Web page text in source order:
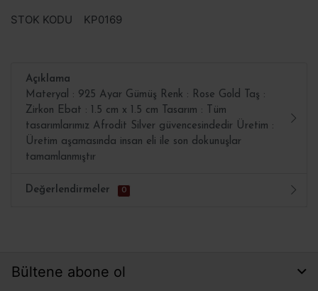
STOK KODU KP0169
Açıklama
Materyal : 925 Ayar Gümüş Renk : Rose Gold Taş :
Zirkon Ebat : 1.5 cm x 1.5 cm Tasarım : Tüm
tasarımlarımız Afrodit Silver güvencesindedir Üretim :
Üretim aşamasında insan eli ile son dokunuşlar
tamamlanmıştır
Değerlendirmeler 0
Bültene abone ol